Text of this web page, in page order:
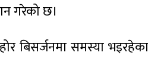
गरेको छ।
बिसर्जनमा समस्या